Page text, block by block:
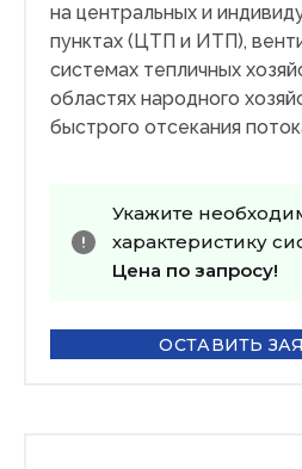
на центральных и
пунктах (ЦТП и ИТП),
системах тепличных
областях народного
быстрого отсекания
Укажите
характеристику
Цена по запросу!
ОСТАВИТЬ